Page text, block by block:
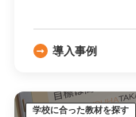
導入事例
学校に合った教材を探す